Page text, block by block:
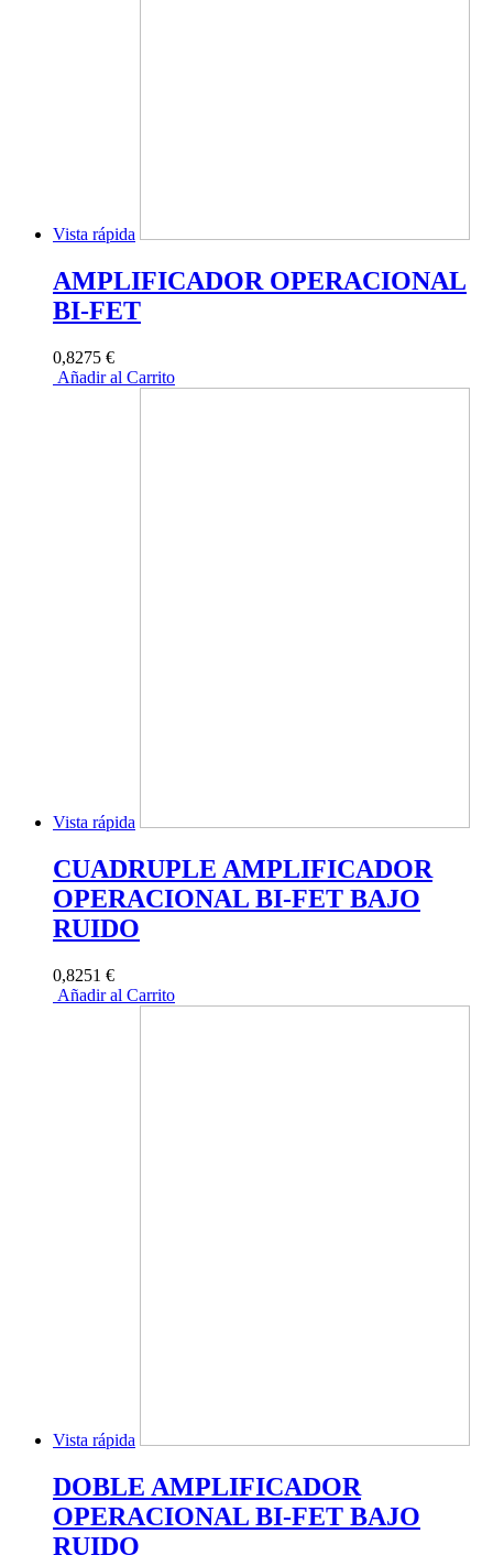
Vista rápida
AMPLIFICADOR OPERACIONAL
BI-FET
0,8275 €
Añadir al Carrito
Vista rápida
CUADRUPLE AMPLIFICADOR
OPERACIONAL BI-FET BAJO
RUIDO
0,8251 €
Añadir al Carrito
Vista rápida
DOBLE AMPLIFICADOR
OPERACIONAL BI-FET BAJO
RUIDO